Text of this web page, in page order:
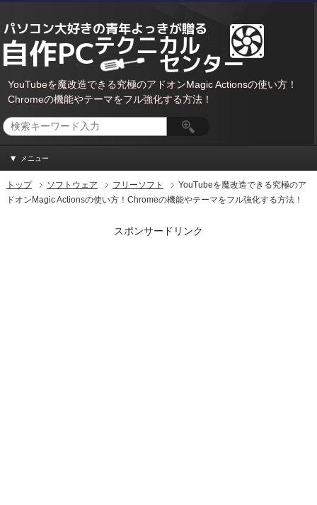
YouTubeを魔改造できる究極のアドオンMagic Actionsの使い方！
Chromeの機能やテーマをフル強化する方法！
メニュー
トップ ソフトウェア フリーソフト
YouTubeを魔改造できる究極のア
ドオンMagic Actionsの使い方！Chromeの機能やテーマをフル強化する方法！
スポンサードリンク